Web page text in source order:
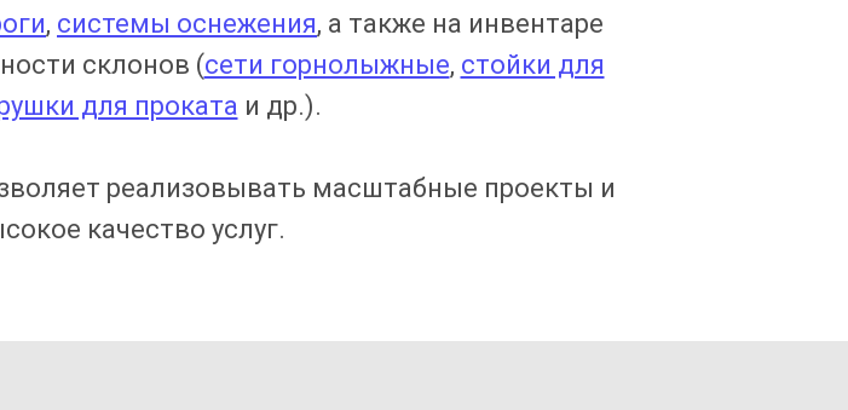
, системы оснежения, а также на инвентаре
склонов (сети горнолыжные, стойки для
для проката и др.).
реализовывать масштабные проекты и
качество услуг.